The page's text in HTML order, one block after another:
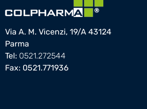
Via A. M. Vicenzi, 19/A 43124
Parma
Tel: 0521.272544
Fax: 0521.771936